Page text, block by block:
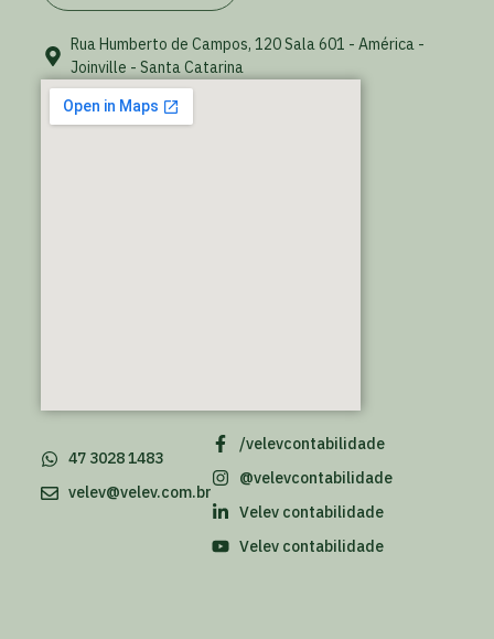
Rua Humberto de Campos, 120 Sala 601 - América -
Joinville - Santa Catarina
/velevcontabilidade
@velevcontabilidade
Velev contabilidade
Velev contabilidade
47 3028 1483
velev@velev.com.br